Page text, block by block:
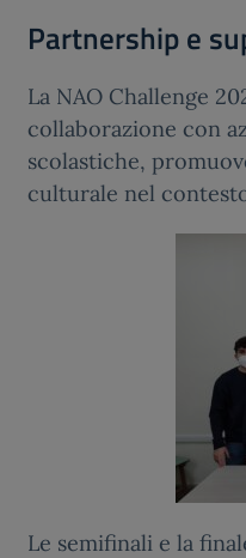
Partnership e
La NAO Challenge
collaborazione con
scolastiche,
culturale nel
Le semifinali e la